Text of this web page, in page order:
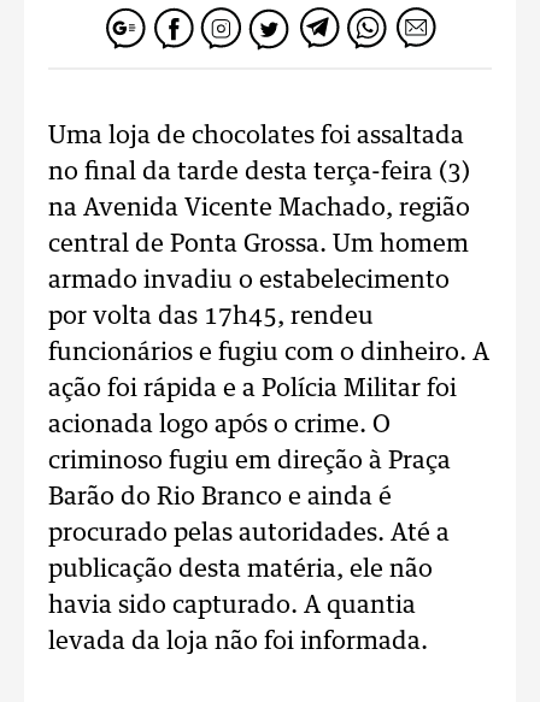
Uma loja de chocolates foi assaltada
no final da tarde desta terça-feira (3)
na Avenida Vicente Machado, região
central de Ponta Grossa. Um homem
armado invadiu o estabelecimento
por volta das 17h45, rendeu
funcionários e fugiu com o dinheiro. A
ação foi rápida e a Polícia Militar foi
acionada logo após o crime. O
criminoso fugiu em direção à Praça
Barão do Rio Branco e ainda é
procurado pelas autoridades. Até a
publicação desta matéria, ele não
havia sido capturado. A quantia
levada da loja não foi informada.